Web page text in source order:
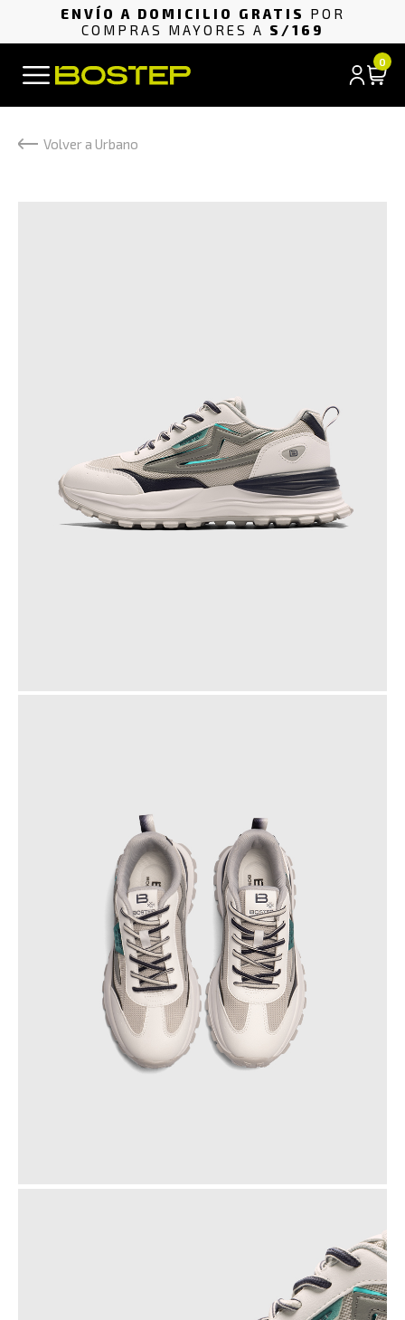
ENVÍO A DOMICILIO GRATIS
POR
COMPRAS MAYORES A S/169
0
Volver a Urbano